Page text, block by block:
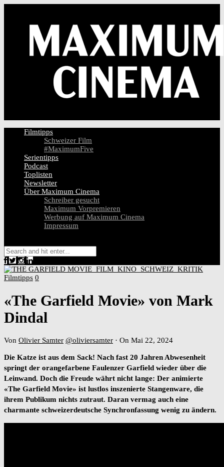
Filmtipps
Schweizer Film
#MaximumFive
Serientipps
Podcast
Toplisten
Newsletter
Über Maximum Cinema
Schreiber gesucht
Maximum Vorpremieren
Werbung auf Maximum Cinema
Impressum
Filmtipps 0
«The Garfield Movie» von Mark
Dindal
Von Olivier Samter @oliviersamter · On Mai 22, 2024
Die Katze ist aus dem Sack! Nach fast 20 Jahren Abwesenheit
springt der orangefarbene Faulenzer Garfield wieder über die
Leinwand. Doch die Freude währt nicht lange: Der animierte
«The Garfield Movie» ist lustlos inszenierte Stangenware, die
ihrem Publikum nichts zutraut. Daran vermag auch eine
charmante schweizerdeutsche Synchronfassung wenig zu ändern.